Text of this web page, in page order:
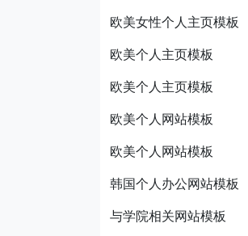
欧美女性个人主页模板
欧美个人主页模板
欧美个人主页模板
欧美个人网站模板
欧美个人网站模板
韩国个人办公网站模板
与学院相关网站模板